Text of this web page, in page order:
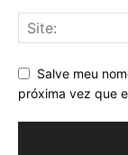
Salve meu
próxima vez que